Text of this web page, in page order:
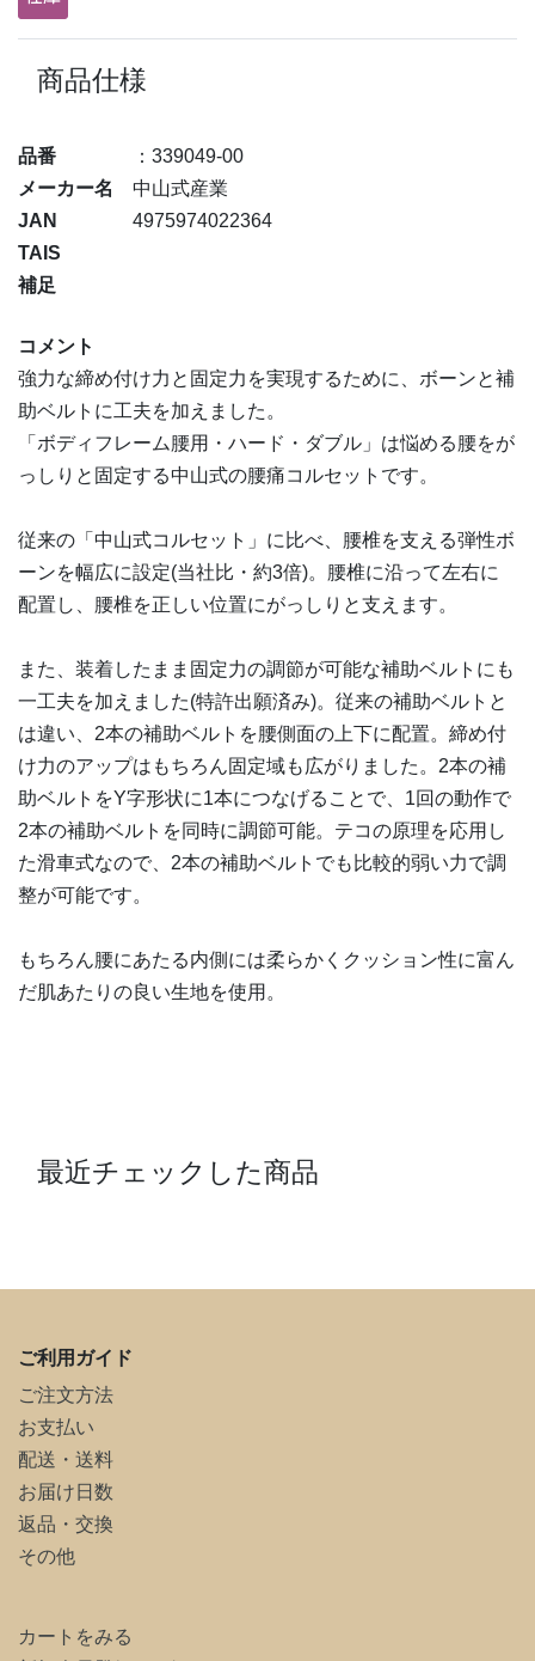
商品仕様
品番
：339049-00
メーカー名
中山式産業
JAN
4975974022364
TAIS
補足
コメント
強力な締め付け力と固定力を実現するために、ボーンと補
助ベルトに工夫を加えました。
「ボディフレーム腰用・ハード・ダブル」は悩める腰をが
っしりと固定する中山式の腰痛コルセットです。
従来の「中山式コルセット」に比べ、腰椎を支える弾性ボ
ーンを幅広に設定(当社比・約3倍)。腰椎に沿って左右に
配置し、腰椎を正しい位置にがっしりと支えます。
また、装着したまま固定力の調節が可能な補助ベルトにも
一工夫を加えました(特許出願済み)。従来の補助ベルトと
は違い、2本の補助ベルトを腰側面の上下に配置。締め付
け力のアップはもちろん固定域も広がりました。2本の補
助ベルトをY字形状に1本につなげることで、1回の動作で
2本の補助ベルトを同時に調節可能。テコの原理を応用し
た滑車式なので、2本の補助ベルトでも比較的弱い力で調
整が可能です。
もちろん腰にあたる内側には柔らかくクッション性に富ん
だ肌あたりの良い生地を使用。
最近チェックした商品
ご利用ガイド
ご注文方法
お支払い
配送・送料
お届け日数
返品・交換
その他
カートをみる